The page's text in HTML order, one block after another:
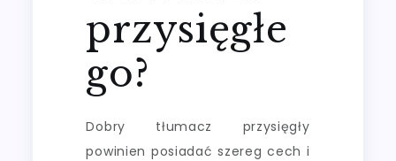
przysięgłe
go?
Dobry tłumacz przysięgły
powinien posiadać szereg cech i